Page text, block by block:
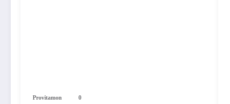
Provitamon 0